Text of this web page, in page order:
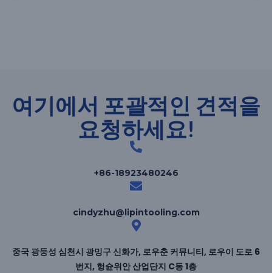
여기에서 포괄적인 견적을
요청하세요!
+86-18923480246
cindyzhu@lipintooling.com
중국 광둥성 심천시 광밍구 신화가, 로우춘 커뮤니티, 로우이 도로 6
번지, 헝슌위안 산업단지 C동 1층